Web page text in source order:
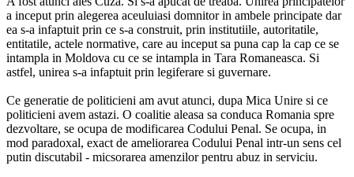
a inceput prin alegerea aceuluiasi domnitor in ambele principate dar
ea s-a infaptuit prin ce s-a construit, prin institutiile, autoritatile,
entitatile, actele normative, care au inceput sa puna cap la cap ce se
intampla in Moldova cu ce se intampla in Tara Romaneasca. Si
astfel, unirea s-a infaptuit prin legiferare si guvernare.
Ce generatie de politicieni am avut atunci, dupa Mica Unire si ce
politicieni avem astazi. O coalitie aleasa sa conduca Romania spre
dezvoltare, se ocupa de modificarea Codului Penal. Se ocupa, in
mod paradoxal, exact de ameliorarea Codului Penal intr-un sens cel
putin discutabil - micsorarea amenzilor pentru abuz in serviciu.